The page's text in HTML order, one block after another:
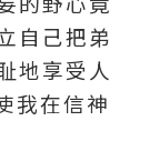
自己把弟
地享受人
我在信神